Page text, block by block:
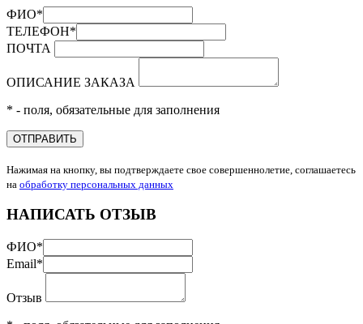
ФИО*
ТЕЛЕФОН*
ПОЧТА
ОПИСАНИЕ ЗАКАЗА
* - поля, обязательные для заполнения
ОТПРАВИТЬ
Нажимая на кнопку, вы подтверждаете свое совершеннолетие, соглашаетесь
на обработку персональных данных
НАПИСАТЬ ОТЗЫВ
ФИО*
Email*
Отзыв